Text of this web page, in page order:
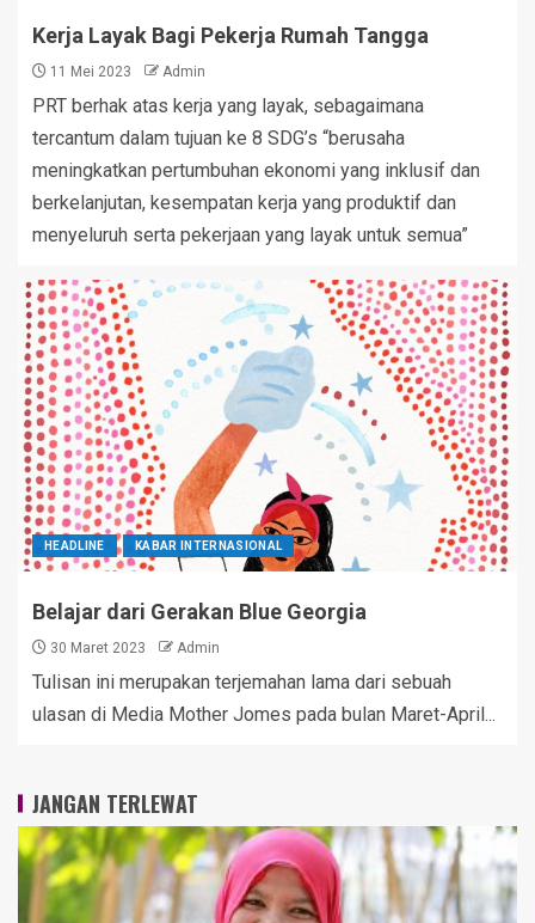
Kerja Layak Bagi Pekerja Rumah Tangga
11 Mei 2023 Admin
PRT berhak atas kerja yang layak, sebagaimana
tercantum dalam tujuan ke 8 SDG’s “berusaha
meningkatkan pertumbuhan ekonomi yang inklusif dan
berkelanjutan, kesempatan kerja yang produktif dan
menyeluruh serta pekerjaan yang layak untuk semua”
HEADLINE KABAR INTERNASIONAL
Belajar dari Gerakan Blue Georgia
30 Maret 2023 Admin
Tulisan ini merupakan terjemahan lama dari sebuah
ulasan di Media Mother Jomes pada bulan Maret-April...
JANGAN TERLEWAT